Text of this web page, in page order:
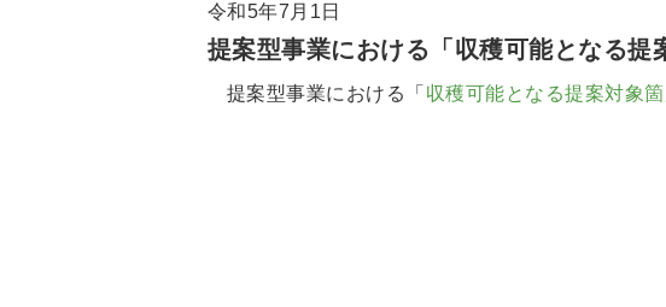
令和5年7月1日
提案型事業における「収穫可能となる提
提案型事業における「 収穫可能となる提案対象